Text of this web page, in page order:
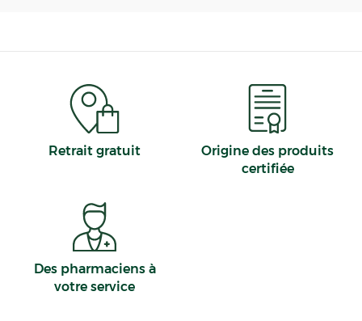
Retrait gratuit
Origine des produits
certifiée
Des pharmaciens à
votre service